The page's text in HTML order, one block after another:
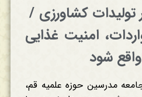
تولیدات کشاورزی /
امنیت غذایی
شود
مدرسین حوزه علمیه قم،